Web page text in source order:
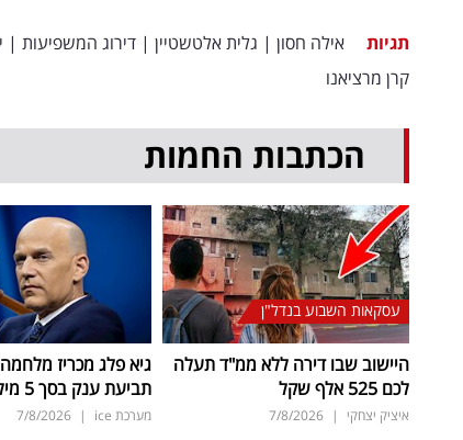
תגיות אילה חסון | גלית אלטשטיין | דירוג המשפיעות |
קרן מרציאנו
הכתבות החמות
עסקאות השבוע בנדל"ן
היישוב שבו דירה ללא ממ"ד תעלה
לכם 525 אלף שקל
איציק יצחקי |
7/8/2026
גיא פלג מכריז
תביעת ענק בסך 5 מיליון שקל
מערכת ice |
7/8/2026